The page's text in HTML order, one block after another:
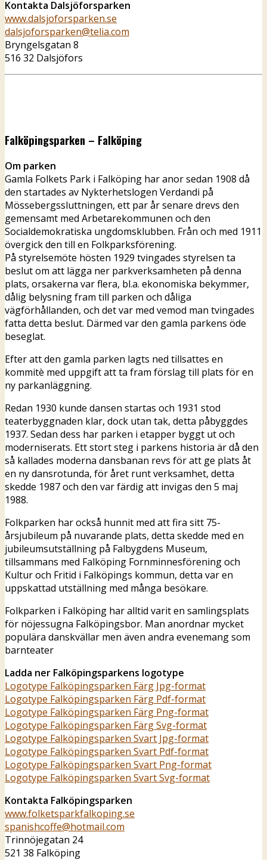
Kontakta Dalsjöforsparken
www.dalsjoforsparken.se
dalsjoforsparken@telia.com
Bryngelsgatan 8
516 32 Dalsjöfors
Falköpingsparken – Falköping
Om parken
Gamla Folkets Park i Falköping har anor sedan 1908 då
den startades av Nykterhetslogen Verdandi på
Mössebergssluttningen, ett par år senare drevs den
gemensamt med Arbetarekommunen och den
Socialdemokratiska ungdomsklubben. Från och med 1911
övergick den till en Folkparksförening.
På styrelsemöte hösten 1929 tvingades styrelsen ta
beslut om att lägga ner parkverksamheten på denna
plats, orsakerna var flera, bl.a. ekonomiska bekymmer,
dålig belysning fram till parken och dåliga
vägförhållanden, och det var med vemod man tvingades
fatta detta beslut. Därmed var den gamla parkens öde
beseglat.
Efter att den gamla parken lagts ned tillsattes en
kommitè med uppgift att ta fram förslag till plats för en
ny parkanläggning.
Redan 1930 kunde dansen startas och 1931 stod
teaterbyggnaden klar, dock utan tak, detta påbyggdes
1937. Sedan dess har parken i etapper byggt ut och
moderniserats. Ett stort steg i parkens historia är då den
så kallades moderna dansbanan revs för att ge plats åt
en ny dansrotunda, för året runt verksamhet, detta
skedde 1987 och den var färdig att invigas den 5 maj
1988.
Folkparken har också hunnit med att fira sitt 75-
årsjubileum på nuvarande plats, detta skedde med en
jubileumsutställning på Falbygdens Museum,
tillsammans med Falköping Fornminnesförening och
Kultur och Fritid i Falköpings kommun, detta var en
uppskattad utställning med många besökare.
Folkparken i Falköping har alltid varit en samlingsplats
för nöjessugna Falköpingsbor. Man anordnar mycket
populära danskvällar men även andra evenemang som
barnteater
Ladda ner Falköpingsparkens logotype
Logotype Falköpingsparken Färg Jpg-format
Logotype Falköpingsparken Färg Pdf-format
Logotype Falköpingsparken Färg Png-format
Logotype Falköpingsparken Färg Svg-format
Logotype Falköpingsparken Svart Jpg-format
Logotype Falköpingsparken Svart Pdf-format
Logotype Falköpingsparken Svart Png-format
Logotype Falköpingsparken Svart Svg-format
Kontakta Falköpingsparken
www.folketsparkfalkoping.se
spanishcoffe@hotmail.com
Trinnöjegatan 24
521 38 Falköping